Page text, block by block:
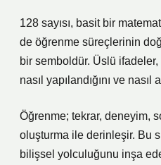
128 sayısı, basit bir
de öğrenme süreçlerinin
bir semboldür. Üslü ifadeler,
nasıl yapılandığını ve nasıl
Öğrenme; tekrar, deneyim,
oluşturma ile derinleşir. Bu
bilişsel yolculuğunu inşa